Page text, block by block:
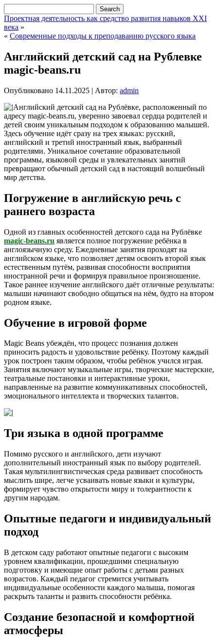
Проектная деятельность как средство развития навыков XXI
века »
« Современные подходы к преподаванию русского языка
Английский детский сад на Рублевке
magic-beans.ru
Опубликовано 14.11.2025 | Автор: admin
Английский детский сад на Рублёвке, расположенный по
адресу magic-beans.ru, уверенно завоевал сердца родителей и
детей своим уникальным подходом к образованию малышей.
Здесь обучение идёт сразу на трех языках: русский,
английский и третий иностранный язык, выбранный
родителями. Уникальное сочетание образовательной
программы, языковой среды и увлекательных занятий
превращают обычный детский сад в настоящий волшебный
мир детства.
Погружение в английскую речь с
раннего возраста
Одной из главных особенностей детского сада на Рублёвке
magic-beans.ru является полное погружение ребёнка в
англоязычную среду. Ежедневные занятия проходят на
английском языке, что позволяет детям освоить второй язык
естественным путём, развивая способности восприятия
иностранной речи и формируя правильное произношение.
Такое раннее изучение английского даёт отличные результаты:
малыши начинают свободно общаться на нём, будто на втором
родном языке.
Обучение в игровой форме
Magic Beans убеждён, что процесс познания должен
приносить радость и удовольствие ребёнку. Поэтому каждый
урок построен таким образом, чтобы ребёнок учился играя.
Занятия включают музыкальные игры, творческие мастерские,
театральные постановки и интерактивные уроки,
направленные на развитие коммуникативных способностей,
эмоционального интеллекта и творческих талантов.
Три языка в одной программе
Помимо русского и английского, дети изучают
дополнительный иностранный язык по выбору родителей.
Такая мультилингвистическая среда развивает способность
мыслить шире, легче усваивать новые языки и культуры,
формирует чувство открытости миру и толерантности к
другим народам.
Опытные педагоги и индивидуальный
подход
В детском саду работают опытные педагоги с высоким
уровнем квалификации, прошедшими специальную
подготовку и имеющие опыт работы с детьми разных
возрастов. Каждый педагог стремится учитывать
индивидуальные особенности каждого малыша, помогая
раскрыть таланты и развить способности ребёнка.
Создание безопасной и комфортной
атмосферы